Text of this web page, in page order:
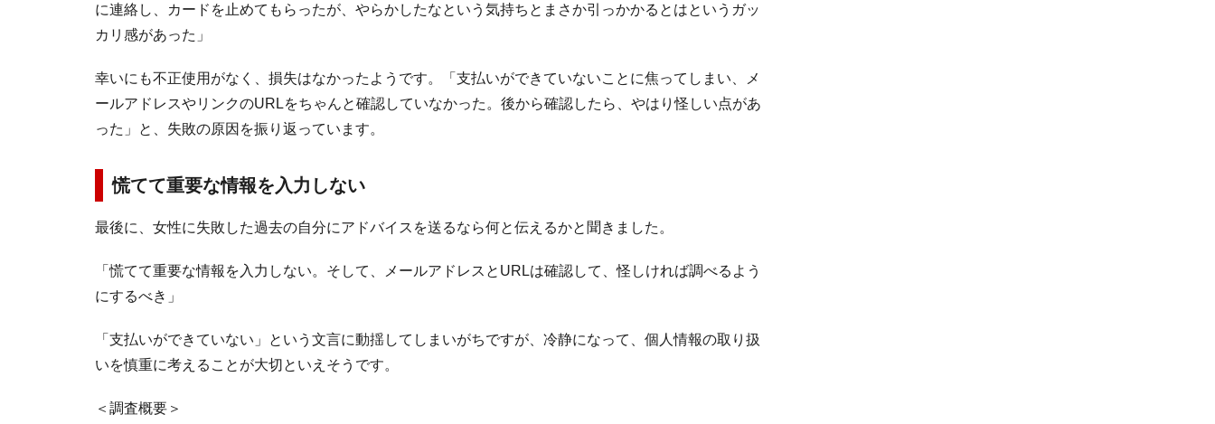
に連絡し、カードを止めてもらったが、やらかしたなという気持ちとまさか引っかかるとはというガッ
カリ感があった」
幸いにも不正使用がなく、損失はなかったようです。「支払いができていないことに焦ってしまい、メ
ールアドレスやリンクのURLをちゃんと確認していなかった。後から確認したら、やはり怪しい点があ
った」と、失敗の原因を振り返っています。
慌てて重要な情報を入力しない
最後に、女性に失敗した過去の自分にアドバイスを送るなら何と伝えるかと聞きました。
「慌てて重要な情報を入力しない。そして、メールアドレスとURLは確認して、怪しければ調べるよう
にするべき」
「支払いができていない」という文言に動揺してしまいがちですが、冷静になって、個人情報の取り扱
いを慎重に考えることが大切といえそうです。
＜調査概要＞